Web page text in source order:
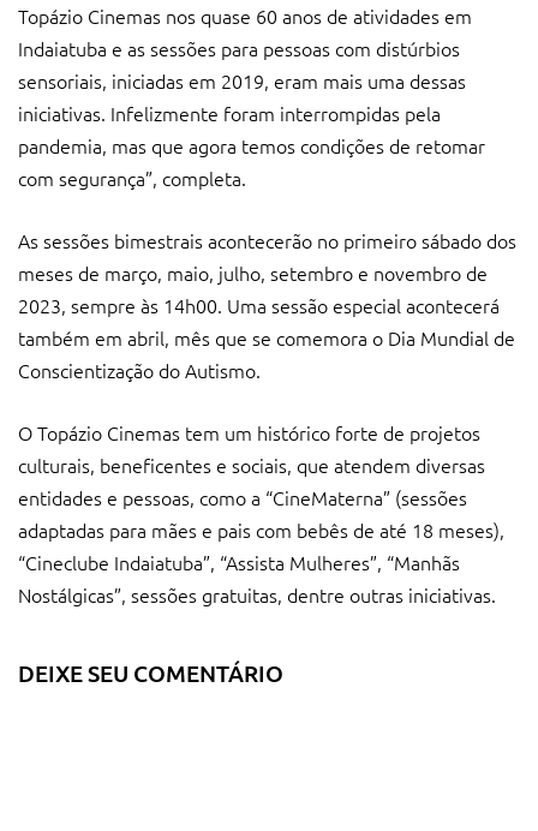
Topázio Cinemas nos quase 60 anos de atividades em
Indaiatuba e as sessões para pessoas com distúrbios
sensoriais, iniciadas em 2019, eram mais uma dessas
iniciativas. Infelizmente foram interrompidas pela
pandemia, mas que agora temos condições de retomar
com segurança”, completa.
As sessões bimestrais acontecerão no primeiro sábado dos
meses de março, maio, julho, setembro e novembro de
2023, sempre às 14h00. Uma sessão especial acontecerá
também em abril, mês que se comemora o Dia Mundial de
Conscientização do Autismo.
O Topázio Cinemas tem um histórico forte de projetos
culturais, beneficentes e sociais, que atendem diversas
entidades e pessoas, como a “CineMaterna” (sessões
adaptadas para mães e pais com bebês de até 18 meses),
“Cineclube Indaiatuba”, “Assista Mulheres”, “Manhãs
Nostálgicas”, sessões gratuitas, dentre outras iniciativas.
DEIXE SEU COMENTÁRIO